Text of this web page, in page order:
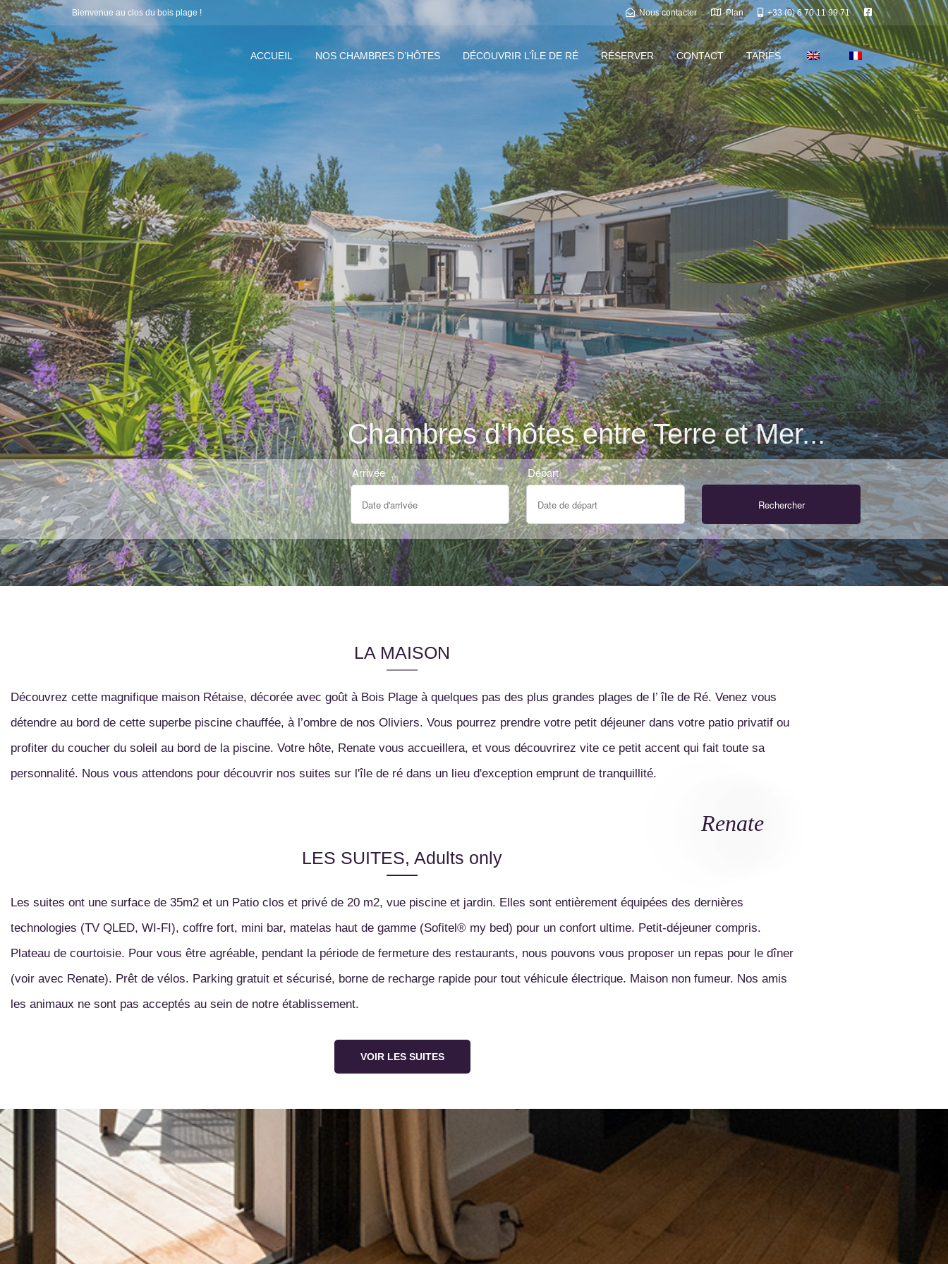
Bienvenue au clos du bois plage ! Nous contacter Plan +33 (0) 6 70 11 99 71
ACCUEIL NOS CHAMBRES D’HÔTES DÉCOUVRIR L’ÎLE DE RÉ RÉSERVER CONTACT TARIFS
Arrivée Départ
Chambres d’hôtes entre Terre et Mer...
LA MAISON
Découvrez cette magnifique maison Rétaise, décorée avec goût à Bois Plage à quelques pas des plus grandes plages de l’ île de Ré. Venez vous
détendre au bord de cette superbe piscine chauffée, à l’ombre de nos Oliviers. Vous pourrez prendre votre petit déjeuner dans votre patio privatif ou
profiter du coucher du soleil au bord de la piscine. Votre hôte, Renate vous accueillera, et vous découvrirez vite ce petit accent qui fait toute sa
Renate
LES SUITES, Adults only
Les suites ont une surface de 35m2 et un Patio clos et privé de 20 m2, vue piscine et jardin. Elles sont entièrement équipées des dernières
technologies (TV QLED, WI-FI), coffre fort, mini bar, matelas haut de gamme (Sofitel® my bed) pour un confort ultime. Petit-déjeuner compris.
Plateau de courtoisie. Pour vous être agréable, pendant la période de fermeture des restaurants, nous pouvons vous proposer un repas pour le dîner
(voir avec Renate). Prêt de vélos. Parking gratuit et sécurisé, borne de recharge rapide pour tout véhicule électrique. Maison non fumeur. Nos amis
VOIR LES SUITES